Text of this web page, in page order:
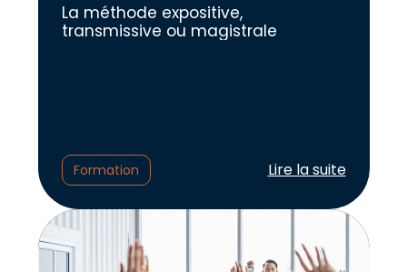
La méthode expositive,
transmissive ou magistrale
Formation Lire l'article :
Lire la suite